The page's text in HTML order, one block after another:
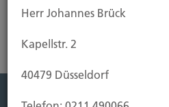
Herr Johannes Brück
Kapellstr. 2
40479 Düsseldorf